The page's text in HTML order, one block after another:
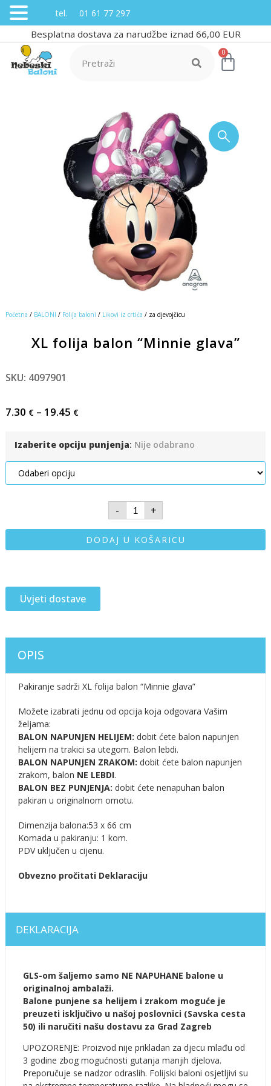
Besplatna dostava za narudžbe iznad 66,00 EUR
0
Početna / BALONI / Folija baloni / Likovi iz crtića / za djevojčicu
XL folija balon “Minnie glava”
SKU: 4097901
7.30 €– 19.45 €
Izaberite opciju punjenja: Nije odabrano
- +
DODAJ U KOŠARICU
Uvjeti dostave
OPIS
Pakiranje sadrži XL folija balon “Minnie glava”
Možete izabrati jednu od opcija koja odgovara Vašim
željama:
BALON NAPUNJEN HELIJEM: dobit ćete balon napunjen
helijem na trakici sa utegom. Balon lebdi.
BALON NAPUNJEN ZRAKOM: dobit ćete balon napunjen
zrakom, balon NE LEBDI.
BALON BEZ PUNJENJA: dobit ćete nenapuhan balon
pakiran u originalnom omotu.
Dimenzija balona:53 x 66 cm
Komada u pakiranju: 1 kom.
PDV uključen u cijenu.
Obvezno pročitati Deklaraciju
DEKLARACIJA
GLS-om šaljemo samo NE NAPUHANE balone u
originalnoj ambalaži.
Balone punjene sa helijem i zrakom moguće je
preuzeti isključivo u našoj poslovnici (Savska cesta
50) ili naručiti našu dostavu za Grad Zagreb
UPOZORENJE: Proizvod nije prikladan za djecu mlađu od
3 godine zbog mogućnosti gutanja manjih djelova.
Preporučuje se nadzor odraslih. Folijski baloni osjetljivi su
tel. 01 61 77 297